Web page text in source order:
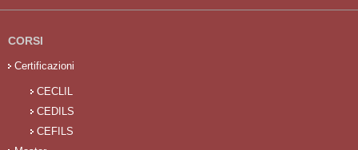
CORSI
Certificazioni
CECLIL
CEDILS
CEFILS